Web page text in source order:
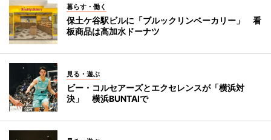
暮らす・働く
保土ケ谷駅ビルに「ブルックリンベーカリー」 看
板商品は高加水ドーナツ
見る・遊ぶ
ビー・コルセアーズとエクセレンスが「横浜対
決」 横浜BUNTAIで